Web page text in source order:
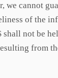
we cannot
of the
shall not be
from